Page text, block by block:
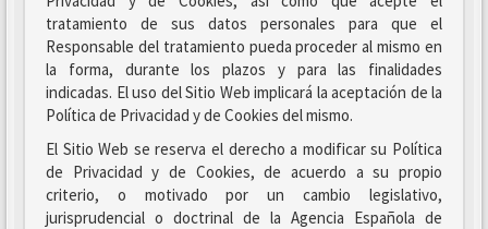
tratamiento de sus datos personales para que el
Responsable del tratamiento pueda proceder al mismo en
la forma, durante los plazos y para las finalidades
indicadas. El uso del Sitio Web implicará la aceptación de la
Política de Privacidad y de Cookies del mismo.
El Sitio Web se reserva el derecho a modificar su Política
de Privacidad y de Cookies, de acuerdo a su propio
criterio, o motivado por un cambio legislativo,
jurisprudencial o doctrinal de la Agencia Española de